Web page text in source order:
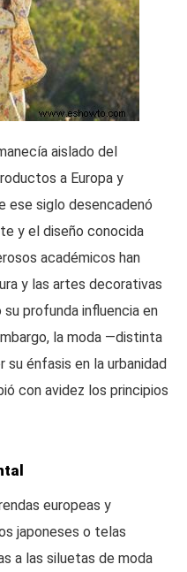
aislado del
a Europa y
ese siglo desencadenó
y el diseño conocida
académicos han
y las artes decorativas
profunda influencia en
la moda —distinta
énfasis en la urbanidad
con avidez los principios
europeas y
japoneses o telas
a las siluetas de moda